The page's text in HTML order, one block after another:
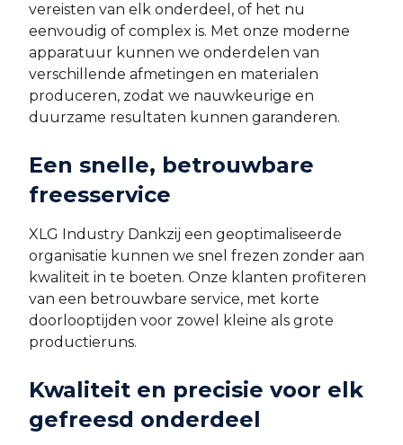
vereisten van elk onderdeel, of het nu
eenvoudig of complex is. Met onze moderne
apparatuur kunnen we onderdelen van
verschillende afmetingen en materialen
produceren, zodat we nauwkeurige en
duurzame resultaten kunnen garanderen.
Een snelle, betrouwbare
freesservice
XLG Industry Dankzij een geoptimaliseerde
organisatie kunnen we snel frezen zonder aan
kwaliteit in te boeten. Onze klanten profiteren
van een betrouwbare service, met korte
doorlooptijden voor zowel kleine als grote
productieruns.
Kwaliteit en precisie voor elk
gefreesd onderdeel